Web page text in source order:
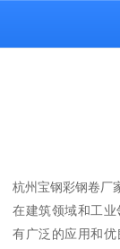
杭州宝钢彩钢卷厂
在建筑领域和工
有广泛的应用和